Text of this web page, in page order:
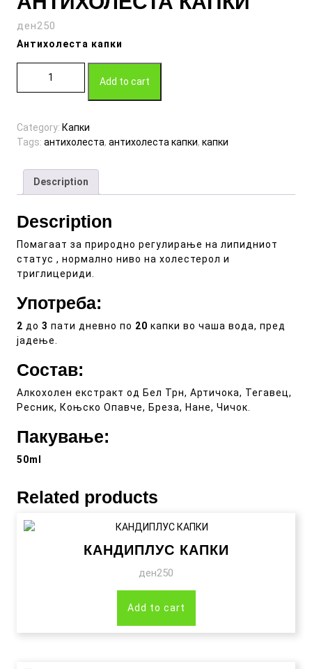
ден250
Антихолеста капки
Add to cart
Category: Капки
Tags: антихолеста, антихолеста капки, капки
Description
Description
Помагаат за природно регулирање на липидниот
статус , нормално ниво на холестерол и
триглицериди.
Употреба:
2 до 3 пати дневно по 20 капки во чаша вода, пред
јадење.
Состав:
Алкохолен екстракт од Бел Трн, Артичока, Тегавец,
Ресник, Коњско Опавче, Бреза, Нане, Чичок.
Пакување:
50ml
Related products
КАНДИПЛУС КАПКИ
ден250
Add to cart